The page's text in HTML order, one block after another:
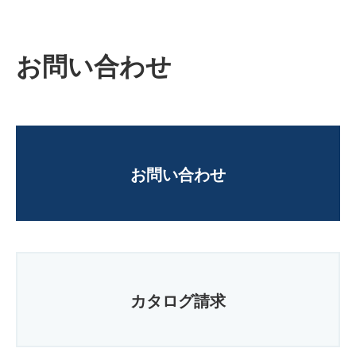
お問い合わせ
お問い合わせ
カタログ請求